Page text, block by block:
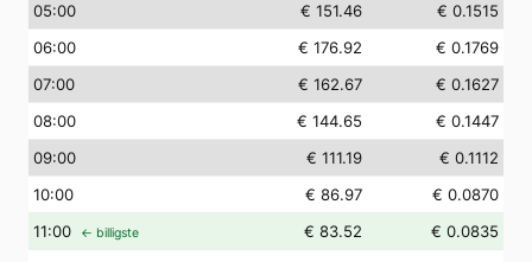
05:00 € 151.46
€ 0.1515
06:00 € 176.92
€ 0.1769
07:00 € 162.67
€ 0.1627
08:00 € 144.65
€ 0.1447
09:00 € 111.19
€ 0.1112
10:00 € 86.97
€ 0.0870
11:00 ← billigste € 83.52
€ 0.0835